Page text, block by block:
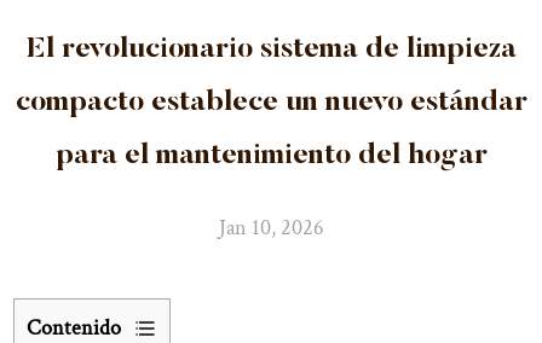
El revolucionario sistema de limpieza
compacto establece un nuevo estándar
para el mantenimiento del hogar
Jan 10, 2026
Contenido